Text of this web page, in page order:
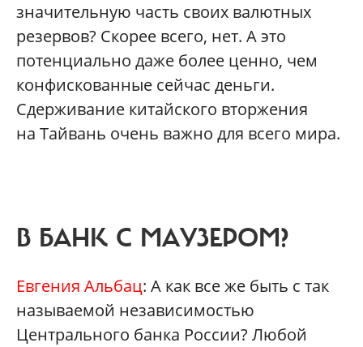
значительную часть своих валютных
резервов? Скорее всего, нет. А это
потенциально даже более ценно, чем
конфискованные сейчас деньги.
Сдерживание китайского вторжения
на Тайвань очень важно для всего мира.
В БАНК С МАУЗЕРОМ?
Евгения Альбац: А как все же быть с так
называемой независимостью
Центрального банка России? Любой